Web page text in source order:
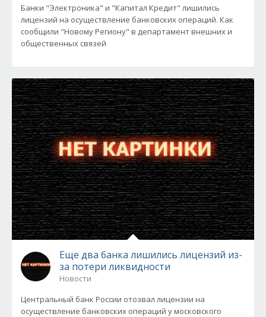
Банки "Электроника" и "Капитал Кредит" лишились
лицензий на осуществление банковских операций. Как
сообщили "Новому Региону" в департамент внешних и
общественных связей
Еще два банка лишились лицензий из-
за потери ликвидности
Новости
Центральный банк России отозвал лицензии на
осуществление банковских операций у московского